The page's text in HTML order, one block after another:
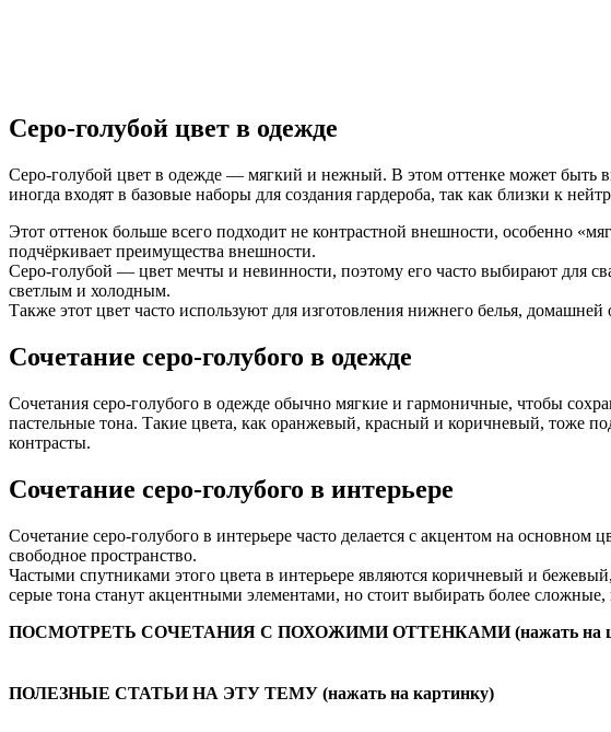
Серо-голубой цвет в одежде
Серо-голубой цвет в одежде — мягкий и нежный. В этом оттенке может быть
иногда входят в базовые наборы для создания гардероба, так как близки к
Этот оттенок больше всего подходит не контрастной внешности, особенно
подчёркивает преимущества внешности.
Серо-голубой — цвет мечты и невинности, поэтому его часто выбирают для
светлым и холодным.
Также этот цвет часто используют для изготовления нижнего белья,
Сочетание серо-голубого в одежде
Сочетания серо-голубого в одежде обычно мягкие и гармоничные, чтобы
пастельные тона. Такие цвета, как оранжевый, красный и коричневый, тоже
контрасты.
Сочетание серо-голубого в интерьере
Сочетание серо-голубого в интерьере часто делается с акцентом на
свободное пространство.
Частыми спутниками этого цвета в интерьере являются коричневый и
серые тона станут акцентными элементами, но стоит выбирать более
ПОСМОТРЕТЬ СОЧЕТАНИЯ С ПОХОЖИМИ ОТТЕНКАМИ (нажать на
ПОЛЕЗНЫЕ СТАТЬИ НА ЭТУ ТЕМУ (нажать на картинку)